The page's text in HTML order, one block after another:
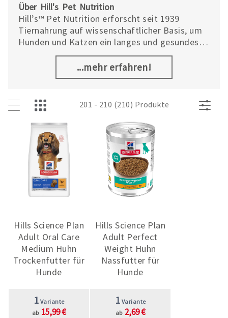
Über Hill's Pet Nutrition
Hill’s™ Pet Nutrition erforscht seit 1939
Tiernahrung auf wissenschaftlicher Basis, um
Hunden und Katzen ein langes und gesundes
Leben zu ermöglichen. Das umfangreiche
Sortiment des globalen Marktführers im
Bereich Tierernährung umfasst drei
Science Plan™ und gesunde Snacks.
...mehr erfahren!
201 - 210 (210) Produkte
Hills Science Plan
Adult Oral Care
Medium Huhn
Trockenfutter für
Hunde
1 Variante
ab 15,99 €
Hills Science Plan
Adult Perfect
Weight Huhn
Nassfutter für
Hunde
1 Variante
ab 2,69 €